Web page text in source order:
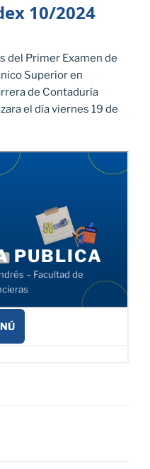
10/2024
del Primer Examen de
Superior en
de Contaduría
el día viernes 19 de